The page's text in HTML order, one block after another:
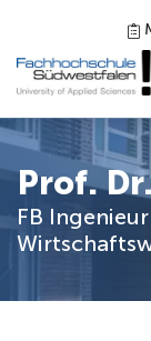
Studierende
Prof.
FB